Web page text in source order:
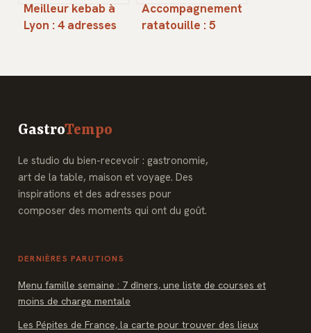
Meilleur kebab à
Lyon : 4 adresses
street food
Accompagnement
ratatouille : 5
légumes en plat
GastroTempo
Le studio du bien-recevoir : gastronomie,
art de la table, maison et voyage. Des
inspirations et des adresses pour
composer des moments qui ont du goût.
DERNIÈRES PARUTIONS
Menu famille semaine : 7 dîners, une liste de courses et
moins de charge mentale
Les Pépites de France, la carte pour trouver des lieux